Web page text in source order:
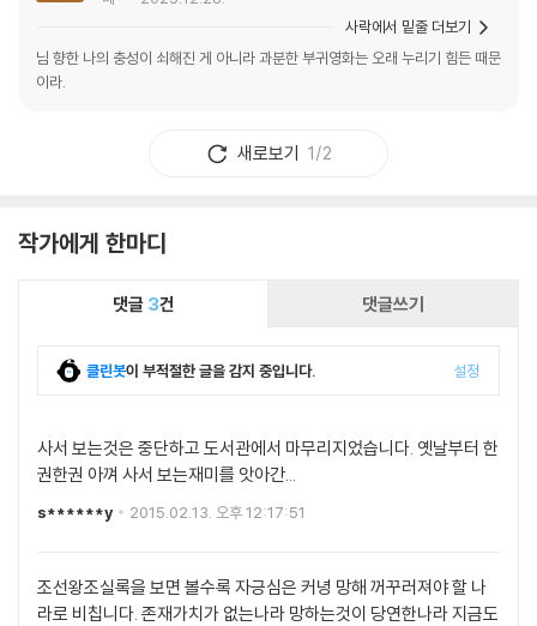
님 향한 나의 충성이 쇠해진 게 아니라 과분한 부귀영화는 오래 누리기 힘든 때문
이라.
사락에서 밑줄 더보기
새로보기 1/2
작가에게 한마디
댓글 3건 댓글쓰기
클린봇이 부적절한 글을 감지 중입니다. 설정
사서 보는것은 중단하고 도서관에서 마무리지었습니다. 옛날부터 한
권한권 아껴 사서 보는재미를 앗아간...
s******y 2015.02.13. 오후 12:17:51
조선왕조실록을 보면 볼수록 자긍심은 커녕 망해 꺼꾸러져야 할 나
라로 비칩니다. 존재가치가 없는나라 망하는것이 당연한나라 지금도